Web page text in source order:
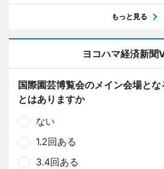
もっと見る
ヨコハマ経済新聞
国際園芸博覧会のメイン会場と
とはありますか
ない
1.2回ある
3.4回ある